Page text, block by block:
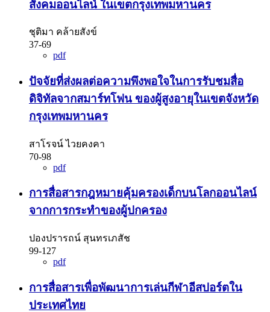
สังคมออนไลน์ ในเขตกรุงเทพมหานคร
ชุติมา คล้ายสังข์
37-69
pdf
ปัจจัยที่ส่งผลต่อความพึงพอใจในการรับชมสื่อ
ดิจิทัลจากสมาร์ทโฟน ของผู้สูงอายุในเขตจังหวัด
กรุงเทพมหานคร
สาโรจน์ ไวยคงคา
70-98
pdf
การสื่อสารกฎหมายคุ้มครองเด็กบนโลกออนไลน์
จากการกระทำของผู้ปกครอง
ปองปรารถน์ สุนทรเภสัช
99-127
pdf
การสื่อสารเพื่อพัฒนาการเล่นกีฬาอีสปอร์ตใน
ประเทศไทย